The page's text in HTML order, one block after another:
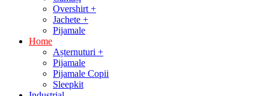
Overshirt +
Jachete +
Pijamale
Home
Așternuturi +
Pijamale
Pijamale Copii
Sleepkit